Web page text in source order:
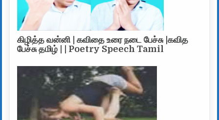
கிழித்த வன்னி | கவிதை உரை நடை பேச்சு |கவித
பேச்சு தமிழ் | | Poetry Speech Tamil